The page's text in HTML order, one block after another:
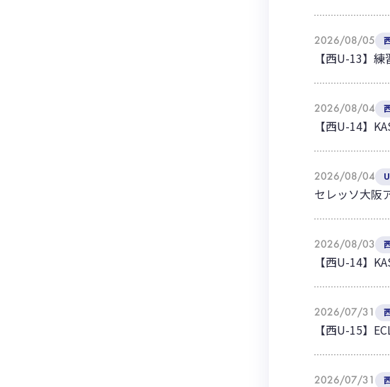
2026/08/05
【西U-13】
2026/08/04
【西U-14】
2026/08/04
セレッソ大阪
2026/08/03
【西U-14】
2026/07/31
【西U-15】
2026/07/31